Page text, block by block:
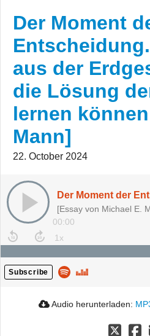
Der Moment
aus der
die Lösung
lernen
Mann]
22. October 2024
[Essay von Michael E.
00:00
Subscribe
Audio herunterladen: